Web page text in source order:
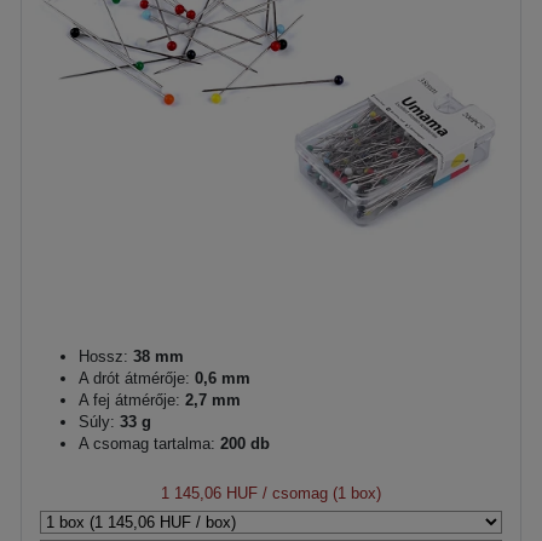
Hossz: 38 mm
A drót átmérője: 0,6 mm
A fej átmérője: 2,7 mm
Súly: 33 g
A csomag tartalma: 200 db
1 145,06 HUF / csomag (1 box)